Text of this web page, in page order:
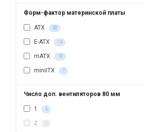
Форм-фактор материнской платы
ATX 98
E-ATX 14
mATX 18
miniITX 7
Число доп. вентиляторов 80 мм
1 4
2 0